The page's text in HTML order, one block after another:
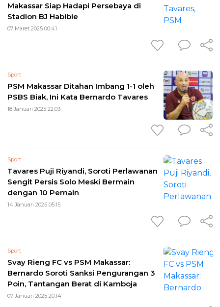
Makassar Siap Hadapi Persebaya di
Stadion BJ Habibie
07 Maret 2025 00:41
Sport
PSM Makassar Ditahan Imbang 1-1 oleh
PSBS Biak, Ini Kata Bernardo Tavares
18 Januari 2025 22:03
Sport
Tavares Puji Riyandi, Soroti Perlawanan
Sengit Persis Solo Meski Bermain
dengan 10 Pemain
14 Januari 2025 05:15
Sport
Svay Rieng FC vs PSM Makassar:
Bernardo Soroti Sanksi Pengurangan 3
Poin, Tantangan Berat di Kamboja
07 Januari 2025 20:14